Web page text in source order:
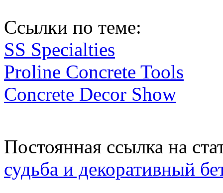
Ссылки по теме:
SS Specialties
Proline Concrete Tools
Concrete Decor Show
Постоянная ссылка на
судьба и декоративный